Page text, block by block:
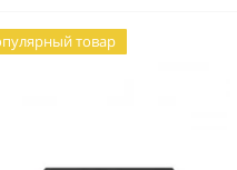
товар